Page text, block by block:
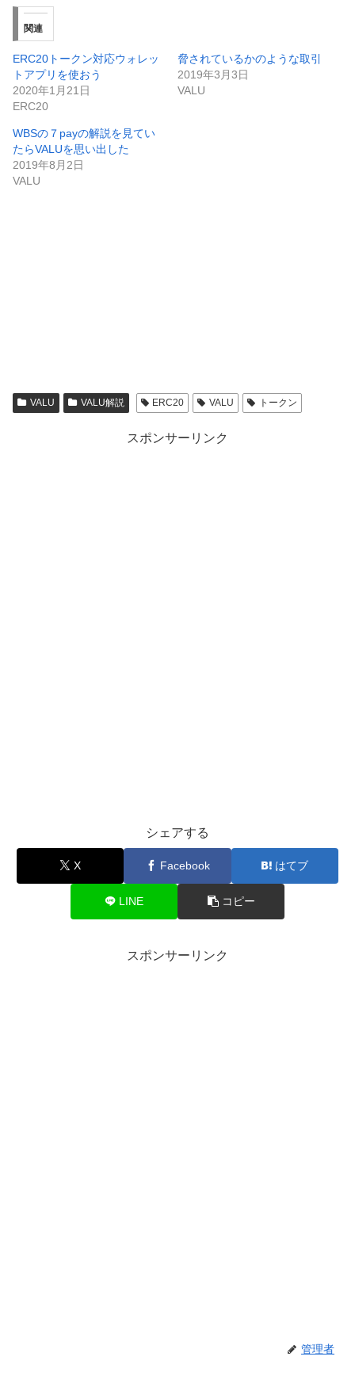
関連
ERC20トークン対応ウォレッ
トアプリを使おう
2020年1月21日
ERC20
脅されているかのような取引
2019年3月3日
VALU
WBSの７payの解説を見てい
たらVALUを思い出した
2019年8月2日
VALU
VALU VALU解説 ERC20 VALU トークン
スポンサーリンク
シェアする
X Facebook はてブ
LINE コピー
スポンサーリンク
管理者